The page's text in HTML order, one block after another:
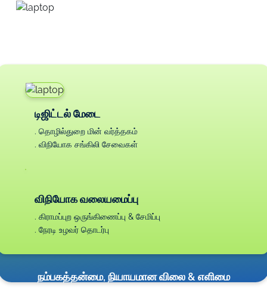
டிஜிட்டல் மேடை
. தொழில்துறை மின் வர்த்தகம்
. விநியோக சங்கிலி சேவைகள்
விநியோக வலையமைப்பு
. கிராமப்புற ஒருங்கிணைப்பு & சேமிப்பு
. நேரடி உழவர் தொடர்பு
நம்பகத்தன்மை, நியாயமான விலை & எளிமை